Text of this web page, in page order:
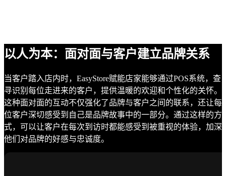
以人为本：面对面与客户建立品牌关系
当客户踏入店内时，EasyStore赋能店家能够通过POS系统，查
寻识别每位走进来的客户，提供温暖的欢迎和个性化的关怀。
这种面对面的互动不仅强化了品牌与客户之间的联系，还让每
位客户深切感受到自己是品牌故事中的一部分。通过这样的方
式，可以让客户在每次到访时都能感受到被重视的体验，加深
他们对品牌的好感与忠诚度。